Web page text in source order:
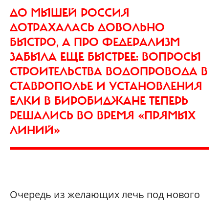
ДО МЫШЕЙ РОССИЯ
ДОТРАХАЛАСЬ ДОВОЛЬНО
БЫСТРО, А ПРО ФЕДЕРАЛИЗМ
ЗАБЫЛА ЕЩЕ БЫСТРЕЕ: ВОПРОСЫ
СТРОИТЕЛЬСТВА ВОДОПРОВОДА В
СТАВРОПОЛЬЕ И УСТАНОВЛЕНИЯ
ЕЛКИ В БИРОБИДЖАНЕ ТЕПЕРЬ
РЕШАЛИСЬ ВО ВРЕМЯ «ПРЯМЫХ
ЛИНИЙ»
Очередь из желающих лечь под нового